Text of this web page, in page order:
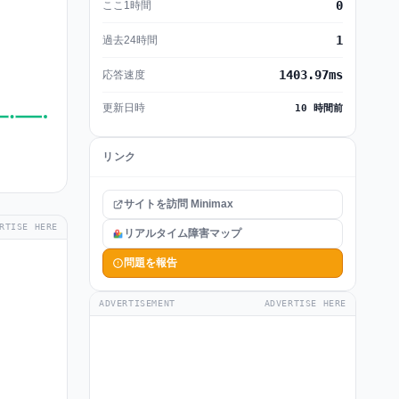
HERE
ここ1時間 0
過去24時間 1
応答速度 1403.97ms
更新日時 10 時間前
リンク
サイトを訪問 Minimax
リアルタイム障害マップ
問題を報告
ADVERTISEMENT ADVERTISE HERE